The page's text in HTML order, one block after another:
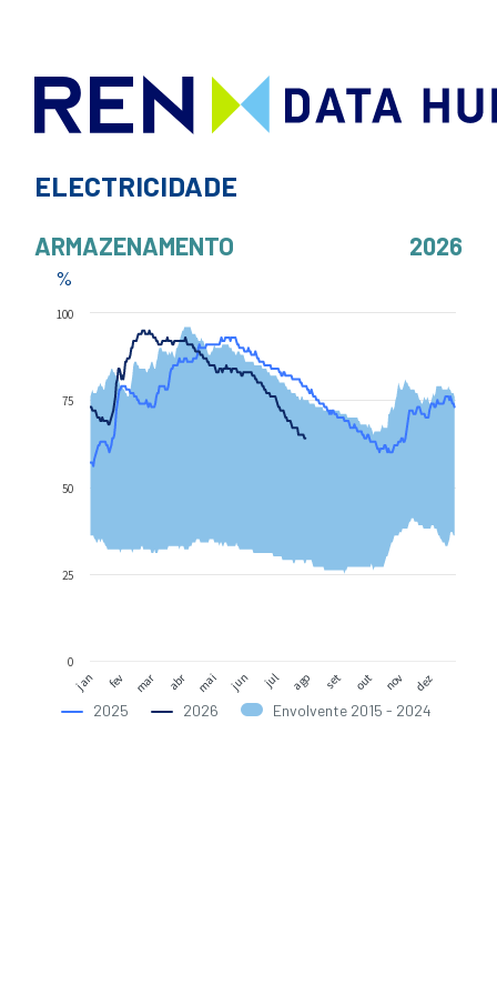
ELECTRICIDADE
ARMAZENAMENTO 2026
%
jan abr jul out
fev mar mai jun ago set nov dez
0
100
25
50
75
2025 2026 Envolvente 2015 - 2024